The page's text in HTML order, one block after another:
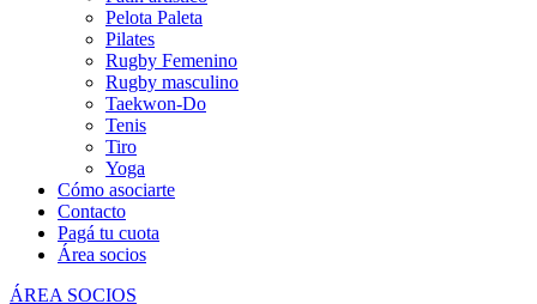
Pelota Paleta
Pilates
Rugby Femenino
Rugby masculino
Taekwon-Do
Tenis
Tiro
Yoga
Cómo asociarte
Contacto
Pagá tu cuota
Área socios
ÁREA SOCIOS